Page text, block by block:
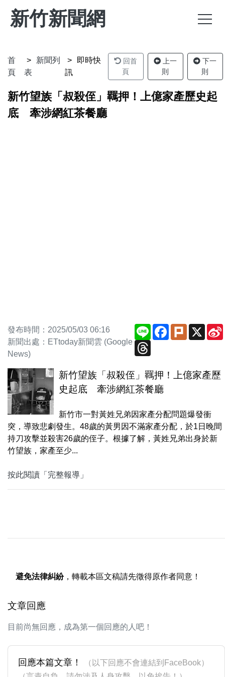
新竹新聞網
首
頁
新聞列
表
即時快
訊
回首
頁
上一
則
下一
則
新竹望族「叔殺侄」羈押！上億家產歷史起
底 牽涉網紅茶餐廳
發布時間：2025/05/03 06:16
新聞出處：ETtoday新聞雲 (Google
News)
Line Facebook
Plurk X
新竹望族「叔殺侄」羈押！上億家產歷
史起底 牽涉網紅茶餐廳
新竹市一對黃姓兄弟因家產分配問題爆發衝
突，導致悲劇發生。48歲的黃男因不滿家產分配，於1日晚間
持刀攻擊並殺害26歲的侄子。根據了解，黃姓兄弟出身於新
竹望族，家產至少...
按此閱讀「完整報導」
避免法律糾紛，轉載本區文稿請先徵得原作者同意！
文章回應
目前尚無回應，成為第一個回應的人吧！
回應本篇文章！
（以下回應不會連結到FaceBook）